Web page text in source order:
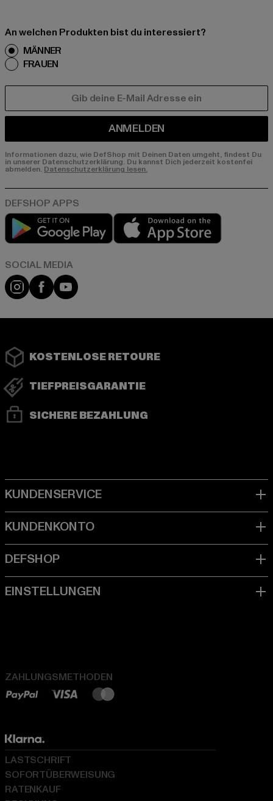
An welchen Produkten bist du interessiert?
MÄNNER
FRAUEN
ANMELDEN
Informationen dazu, wie DefShop mit Deinen Daten umgeht, findest Du
in unserer Datenschutzerklärung. Du kannst Dich jederzeit kostenfei
abmelden. Datenschutzerklärung lesen.
Play market
Instagram
FacebookYouTube
KOSTENLOSE RETOURE
TIEFPREISGARANTIE
SICHERE BEZAHLUNG
ZAHLUNGSMETHODEN
LASTSCHRIFT
SOFORTÜBERWEISUNG
RATENKAUF